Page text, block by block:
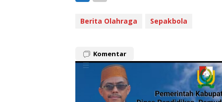
Berita Olahraga Sepakbola
Komentar